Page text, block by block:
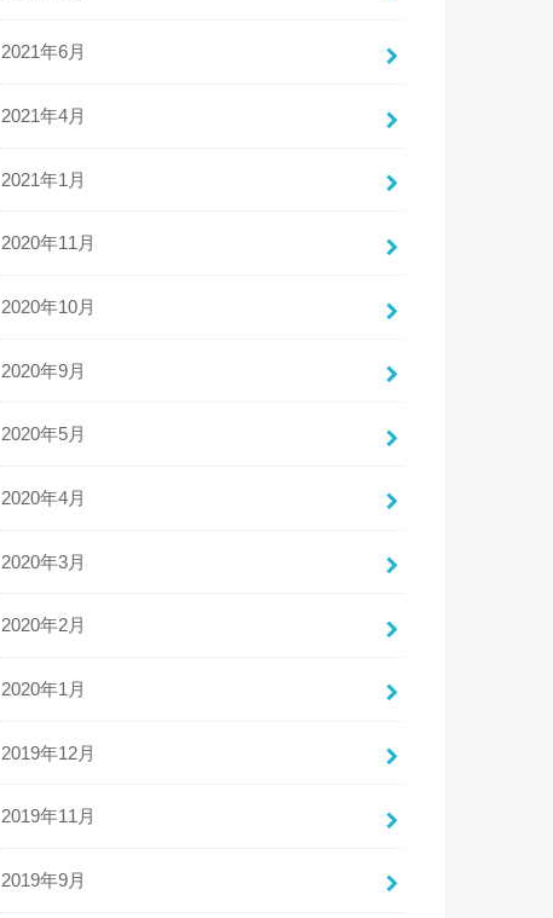
2021年6月
2021年4月
2021年1月
2020年11月
2020年10月
2020年9月
2020年5月
2020年4月
2020年3月
2020年2月
2020年1月
2019年12月
2019年11月
2019年9月